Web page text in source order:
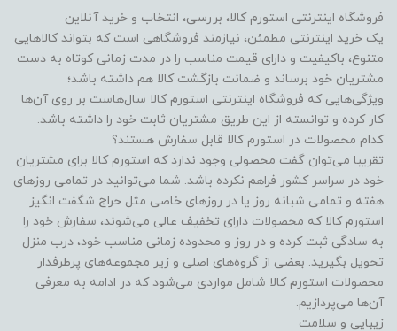
فروشگاه اینترنتی استورم کالا، بررسی، انتخاب و خرید آنلاین
یک خرید اینترنتی مطمئن، نیازمند فروشگاهی است که بتواند کالاهایی
متنوع، باکیفیت و دارای قیمت مناسب را در مدت زمانی کوتاه به دست
مشتریان خود برساند و ضمانت بازگشت کالا هم داشته باشد؛
ویژگی‌هایی که فروشگاه اینترنتی استورم کالا سال‌هاست بر روی آن‌ها
کار کرده و توانسته از این طریق مشتریان ثابت خود را داشته باشد.
کدام محصولات در استورم کالا قابل سفارش هستند؟
تقریبا می‌توان گفت محصولی وجود ندارد که استورم کالا برای مشتریان
خود در سراسر کشور فراهم نکرده باشد. شما می‌توانید در تمامی روزهای
هفته و تمامی شبانه روز یا در روزهای خاصی مثل حراج شگفت انگیز
استورم کالا که محصولات دارای تخفیف عالی می‌شوند، سفارش خود را
به سادگی ثبت کرده و در روز و محدوده زمانی مناسب خود، درب منزل
تحویل بگیرید. بعضی از گروه‌های اصلی و زیر مجموعه‌های پرطرفدار
محصولات استورم کالا شامل مواردی می‌شود که در ادامه به معرفی
آن‌ها می‌پردازیم.
زیبایی و سلامت